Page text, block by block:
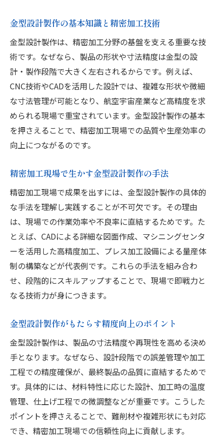
金型設計製作で難削材加工を成功に導く方
法
難削材加工に強くなる金型設計製作の知識
現場で役立つ難削材対応の金型設計製作術
最新設備と金型設計製作で技術力を伸ばす
難削材加工の壁を越える金型設計製作の工
夫
次のキャリアアップへ金型設計製作を活用
金型設計関連技術が導くキャリアアップ法
金型設計製作スキルで広がるキャリア形成
技術職で生かす金型設計関連技術の重要性
金型設計製作の経験が職場で評価される理
由
キャリアアップに直結する金型設計製作の
実践
地元企業でチャンスをつかむ金型設計製作
最新動向を押さえた金型設計製作の学び方
最新設備活用で実現する高精度加工のコツ
現場で役立つ最新設備と金型設計製作の連
携
金型設計製作で目指す高精度加工のポイン
生産性向上に貢献する金型設計製作技術
次世代技術へつなげる金型設計製作の進化
金型設計製作の基本知識と精密加工技術
金型設計製作は、精密加工分野の基盤を支える重要な技
術です。なぜなら、製品の形状や寸法精度は金型の設
計・製作段階で大きく左右されるからです。例えば、
CNC技術やCADを活用した設計では、複雑な形状や微細
な寸法管理が可能となり、航空宇宙産業など高精度を求
められる現場で重宝されています。金型設計製作の基本
を押さえることで、精密加工現場での品質や生産効率の
向上につながるのです。
精密加工現場で生かす金型設計製作の手法
精密加工現場で成果を出すには、金型設計製作の具体的
な手法を理解し実践することが不可欠です。その理由
は、現場での作業効率や不良率に直結するためです。た
とえば、CADによる詳細な図面作成、マシニングセンタ
ーを活用した高精度加工、プレス加工設備による量産体
制の構築などが代表例です。これらの手法を組み合わ
せ、段階的にスキルアップすることで、現場で即戦力と
なる技術力が身につきます。
金型設計製作がもたらす精度向上のポイント
金型設計製作は、製品の寸法精度や再現性を高める決め
手となります。なぜなら、設計段階での誤差管理や加工
工程での精度確保が、最終製品の品質に直結するためで
す。具体的には、材料特性に応じた設計、加工時の温度
管理、仕上げ工程での微調整などが重要です。こうした
ポイントを押さえることで、難削材や複雑形状にも対応
でき、精密加工現場での信頼性向上に貢献します。